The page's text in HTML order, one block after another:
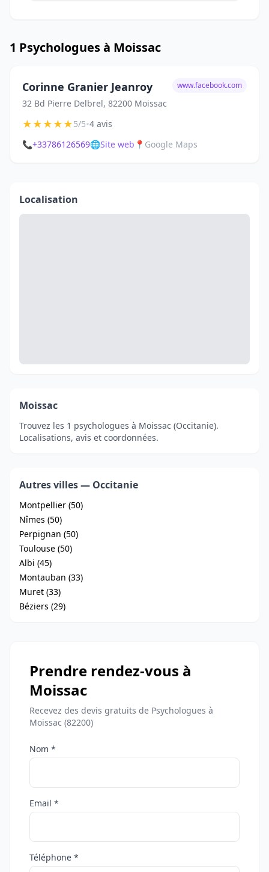
1 Psychologues à Moissac
Corinne Granier Jeanroy
32 Bd Pierre Delbrel, 82200 Moissac
www.facebook.com
★★★★★5/5•4 avis
📞+33786126569🌐Site web 📍 Google Maps
Localisation
Moissac
Trouvez les 1 psychologues à Moissac (Occitanie).
Localisations, avis et coordonnées.
Autres villes — Occitanie
Montpellier (50)
Nîmes (50)
Perpignan (50)
Toulouse (50)
Albi (45)
Montauban (33)
Muret (33)
Béziers (29)
Prendre rendez-vous à
Moissac
Recevez des devis gratuits de Psychologues à
Moissac (82200)
Nom *
Email *
Téléphone *